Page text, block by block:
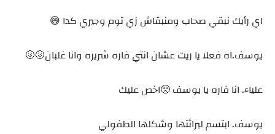
اي رأيك نبقي صحاب ومنبقاش زي توم وجيري كدا 😅
يوسف.اه فعلا يا ريت عشان انتي فاره شريره وانا غلبان🌝🌝
علياء. انا فاره يا يوسف 🥺اخص عليك
يوسف. ابتسم لبرائتها وشكلها الطفولي